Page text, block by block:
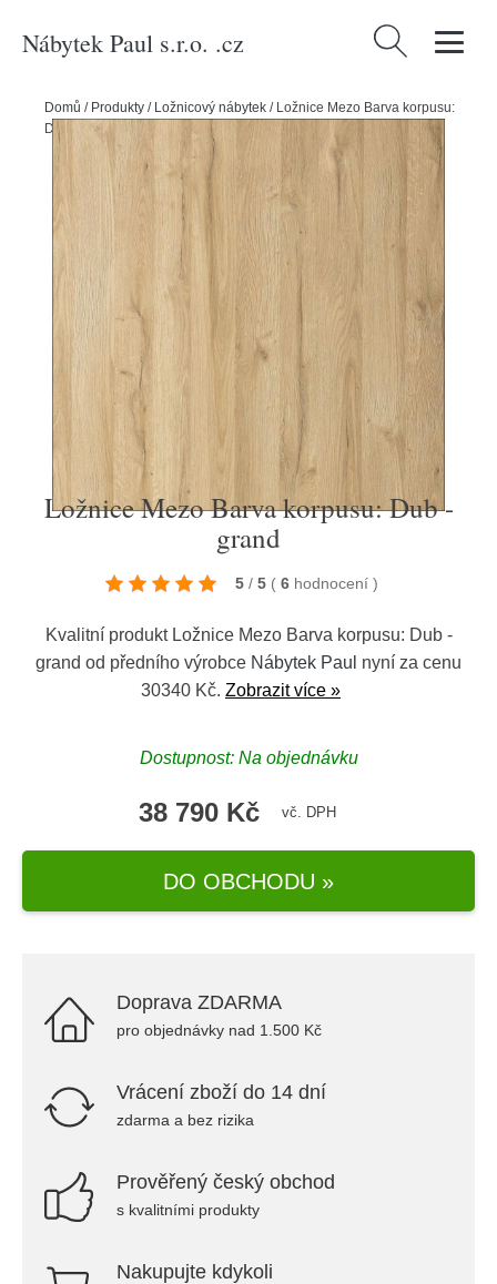
Nábytek Paul s.r.o. .cz Vyhledávání
Domů / Produkty / Ložnicový nábytek / Ložnice Mezo Barva korpusu:
Dub - grand
Ložnice Mezo Barva korpusu: Dub -
grand
5 / 5 ( 6 hodnocení )
Kvalitní produkt Ložnice Mezo Barva korpusu: Dub -
grand od předního výrobce Nábytek Paul nyní za cenu
30340 Kč. Zobrazit více »
Dostupnost: Na objednávku
38 790 Kč vč. DPH
DO OBCHODU »
Doprava ZDARMA
pro objednávky nad 1.500 Kč
Vrácení zboží do 14 dní
zdarma a bez rizika
Prověřený český obchod
s kvalitními produkty
Nakupujte kdykoli